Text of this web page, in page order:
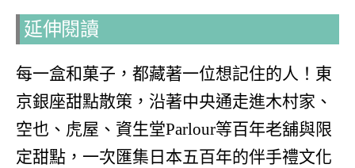
延伸閱讀
每一盒和菓子，都藏著一位想記住的人！東
京銀座甜點散策，沿著中央通走進木村家、
空也、虎屋、資生堂Parlour等百年老舖與限
定甜點，一次匯集日本五百年的伴手禮文化